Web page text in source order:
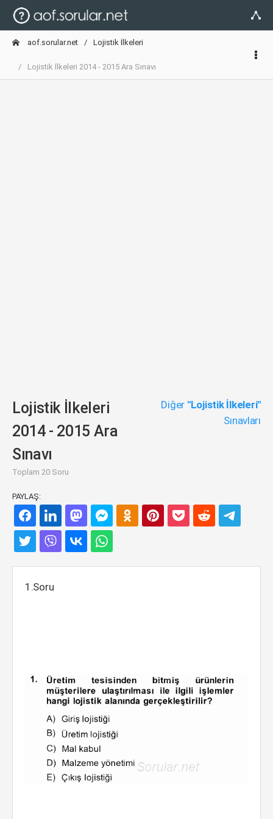
aof.sorular.net Lojistik İlkeleri
Lojistik İlkeleri 2014 - 2015 Ara Sınavı
Lojistik İlkeleri
2014 - 2015 Ara
Sınavı
Toplam 20 Soru
Diğer "Lojistik İlkeleri"
Sınavları
PAYLAŞ:
1.Soru